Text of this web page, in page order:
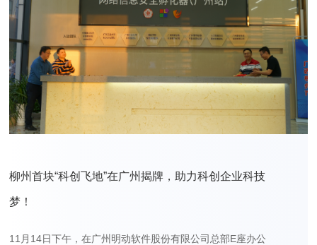
柳州首块“科创飞地”在广州揭牌，助力科创企业科技
梦！
11月14日下午，在广州明动软件股份有限公司总部E座办公